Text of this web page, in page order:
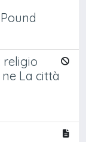
religio
La città